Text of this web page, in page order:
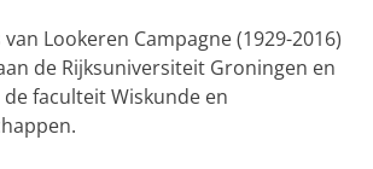
Lookeren Campagne (1929-2016)
de Rijksuniversiteit Groningen en
faculteit Wiskunde en